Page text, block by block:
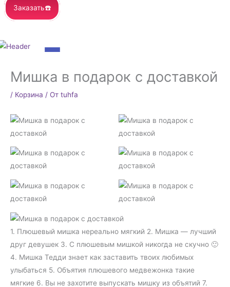
Заказать☎️
Мишка в подарок с доставкой
/ Корзина / От tuhfa
1. Плюшевый мишка нереально мягкий 2. Мишка — лучший
друг девушек 3. С плюшевым мишкой никогда не скучно 🙂
4. Мишка Тедди знает как заставить твоих любимых
улыбаться 5. Объятия плюшевого медвежонка такие
мягкие 6. Вы не захотите выпускать мишку из объятий 7.